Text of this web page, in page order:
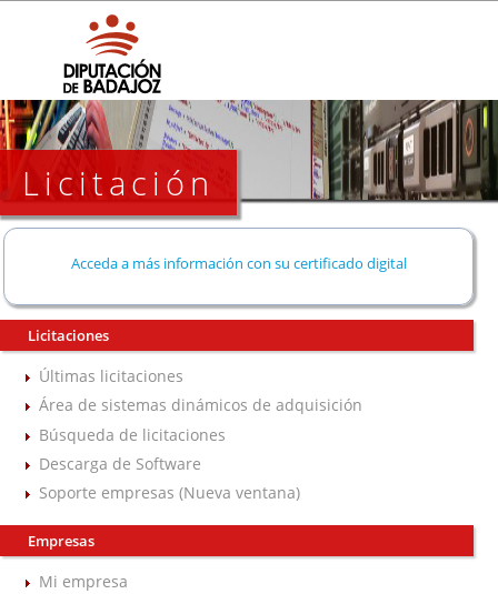
Licitación
Acceda a más información con su certificado digital
Licitaciones
Últimas licitaciones
Área de sistemas dinámicos de adquisición
Búsqueda de licitaciones
Descarga de Software
Soporte empresas (Nueva ventana)
Empresas
Mi empresa